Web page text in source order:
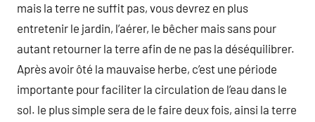
mais la terre ne suffit pas, vous devrez en plus
entretenir le jardin, l’aérer, le bêcher mais sans pour
autant retourner la terre afin de ne pas la déséquilibrer.
Après avoir ôté la mauvaise herbe, c’est une période
importante pour faciliter la circulation de l’eau dans le
sol. le plus simple sera de le faire deux fois, ainsi la terre